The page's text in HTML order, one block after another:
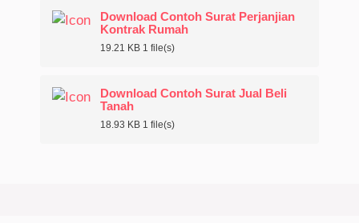
Download Contoh Surat Perjanjian
Kontrak Rumah
19.21 KB 1 file(s)
Download Contoh Surat Jual Beli
Tanah
18.93 KB 1 file(s)